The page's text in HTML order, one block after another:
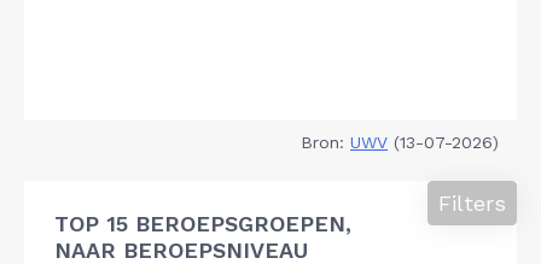
Bron: UWV (13-07-2026)
TOP 15 BEROEPSGROEPEN,
NAAR BEROEPSNIVEAU
Filters